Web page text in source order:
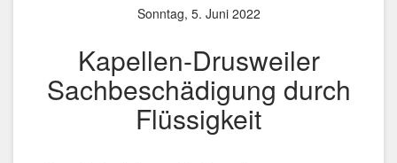
Sonntag, 5. Juni 2022
Kapellen-Drusweiler
Sachbeschädigung durch
Flüssigkeit